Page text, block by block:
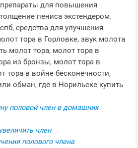
для повышения
пениса экстендером.
средства для улучшения
тора в Горловке, звук молота
молот тора, молот тора в
из бронзы, молот тора в
тора в войне бесконечности,
обман, где в Норильске купить
половой член в домашних
член
полового члена